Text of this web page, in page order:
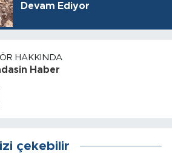
Devam Ediyor
HAKKINDA
Haber
çekebilir